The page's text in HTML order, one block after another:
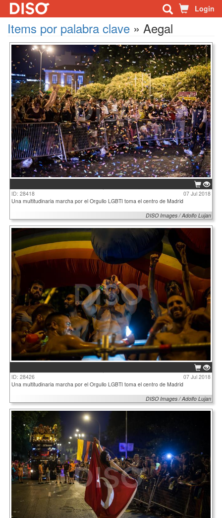
Login
Items por palabra clave » Aegal
ID: 28418
07 Jul 2018
Una multitudinaria marcha por el Orgullo LGBTI toma el centro de Madrid
DISO Images / Adolfo Lujan
ID: 28426
07 Jul 2018
Una multitudinaria marcha por el Orgullo LGBTI toma el centro de Madrid
DISO Images / Adolfo Lujan